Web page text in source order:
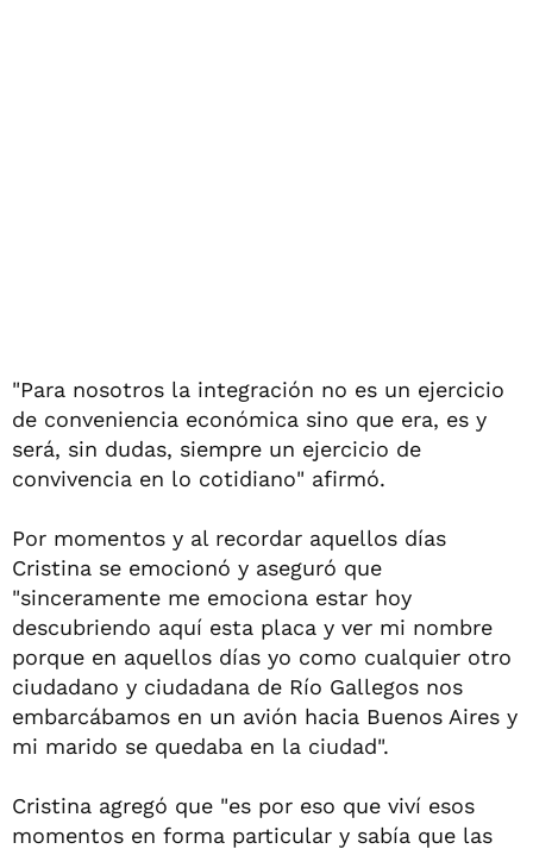
"Para nosotros la integración no es un ejercicio
de conveniencia económica sino que era, es y
será, sin dudas, siempre un ejercicio de
convivencia en lo cotidiano" afirmó.
Por momentos y al recordar aquellos días
Cristina se emocionó y aseguró que
"sinceramente me emociona estar hoy
descubriendo aquí esta placa y ver mi nombre
porque en aquellos días yo como cualquier otro
ciudadano y ciudadana de Río Gallegos nos
embarcábamos en un avión hacia Buenos Aires y
mi marido se quedaba en la ciudad".
Cristina agregó que "es por eso que viví esos
momentos en forma particular y sabía que las